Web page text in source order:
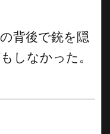
背後で銃を隠
しなかった。